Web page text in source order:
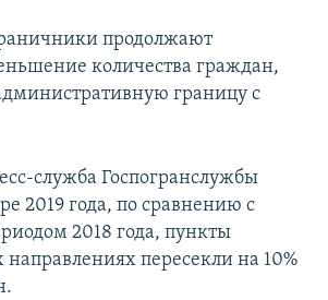
продолжают
количества граждан,
границу с
служба Госпогранслужбы
2019 года, по сравнению с
2018 года, пункты
направлениях пересекли на 10%